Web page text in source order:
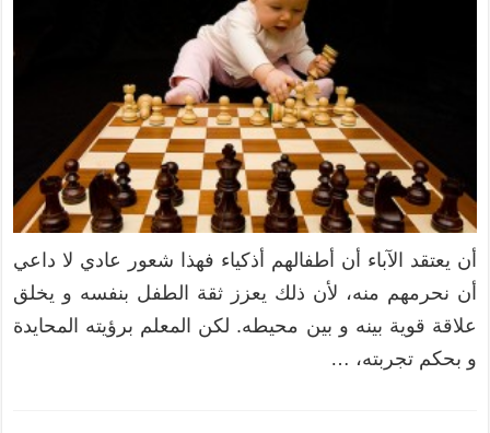
أن يعتقد الآباء أن أطفالهم أذكياء فهذا شعور عادي لا داعي
أن نحرمهم منه، لأن ذلك يعزز ثقة الطفل بنفسه و يخلق
علاقة قوية بينه و بين محيطه. لكن المعلم برؤيته المحايدة
و بحكم تجربته، …